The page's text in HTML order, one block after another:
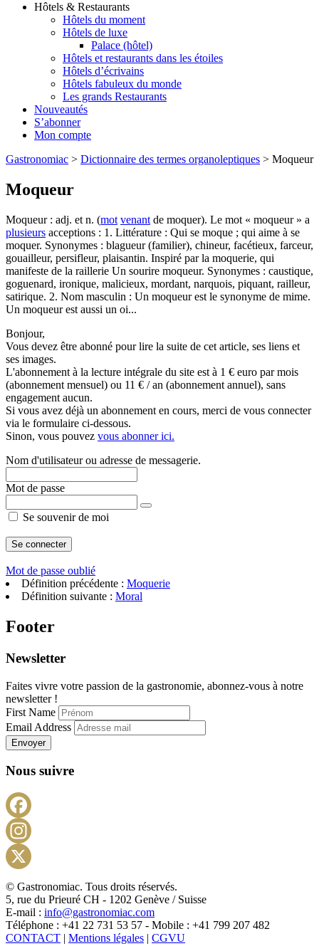
Hôtels & Restaurants
Hôtels du moment
Hôtels de luxe
Palace (hôtel)
Hôtels et restaurants dans les étoiles
Hôtels d’écrivains
Hôtels fabuleux du monde
Les grands Restaurants
Nouveautés
S’abonner
Mon compte
Gastronomiac > Dictionnaire des termes organoleptiques > Moqueur
Moqueur
Moqueur : adj. et n. (mot venant de moquer). Le mot « moqueur » a
plusieurs acceptions : 1. Littérature : Qui se moque ; qui aime à se
moquer. Synonymes : blagueur (familier), chineur, facétieux, farceur,
gouailleur, persifleur, plaisantin. Inspiré par la moquerie, qui
manifeste de la raillerie Un sourire moqueur. Synonymes : caustique,
goguenard, ironique, malicieux, mordant, narquois, piquant, railleur,
satirique. 2. Nom masculin : Un moqueur est le synonyme de mime.
Un moqueur est aussi un oi...
Bonjour,
Vous devez être abonné pour lire la suite de cet article, ses liens et
ses images.
L'abonnement à la lecture intégrale du site est à 1 € euro par mois
(abonnement mensuel) ou 11 € / an (abonnement annuel), sans
engagement aucun.
Si vous avez déjà un abonnement en cours, merci de vous connecter
via le formulaire ci-dessous.
Sinon, vous pouvez vous abonner ici.
Nom d'utilisateur ou adresse de messagerie.
Mot de passe
Se souvenir de moi
Mot de passe oublié
Définition précédente : Moquerie
Définition suivante : Moral
Footer
Newsletter
Faites vivre votre passion de la gastronomie, abonnez-vous à notre
newsletter !
First Name
Email Address
Envoyer
Nous suivre
X
© Gastronomiac. Tous droits réservés.
5, rue du Prieuré CH - 1202 Genève / Suisse
E-mail : info@gastronomiac.com
Téléphone : +41 22 731 53 57 - Mobile : +41 799 207 482
CONTACT | Mentions légales | CGVU